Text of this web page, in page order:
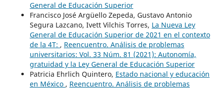
General de Educación Superior
Francisco José Argüello Zepeda, Gustavo Antonio
Segura Lazcano, Ivett Vilchis Torres, La Nueva Ley
General de Educación Superior de 2021 en el contexto
de la 4T: , Reencuentro. Análisis de problemas
universitarios: Vol. 33 Núm. 81 (2021): Autonomía,
gratuidad y la Ley General de Educación Superior
Patricia Ehrlich Quintero, Estado nacional y educación
en México , Reencuentro. Análisis de problemas